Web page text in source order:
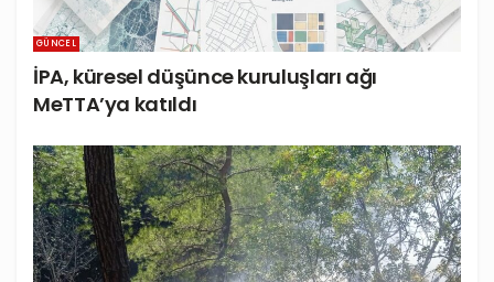
GÜNCEL
İPA, küresel düşünce kuruluşları ağı
MeTTA’ya katıldı